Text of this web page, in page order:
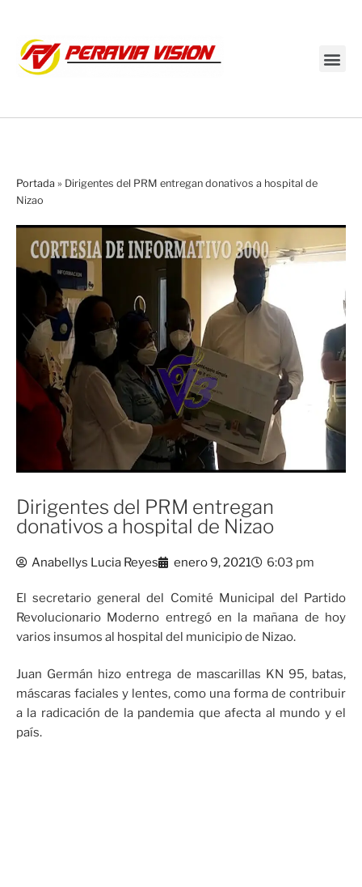
Portada » Dirigentes del PRM entregan donativos a hospital de
Nizao
Dirigentes del PRM entregan
donativos a hospital de Nizao
Anabellys Lucia Reyes enero 9, 2021 6:03 pm
El secretario general del Comité Municipal del Partido
Revolucionario Moderno entregó en la mañana de hoy
varios insumos al hospital del municipio de Nizao.
Juan Germán hizo entrega de mascarillas KN 95, batas,
máscaras faciales y lentes, como una forma de contribuir
a la radicación de la pandemia que afecta al mundo y el
país.